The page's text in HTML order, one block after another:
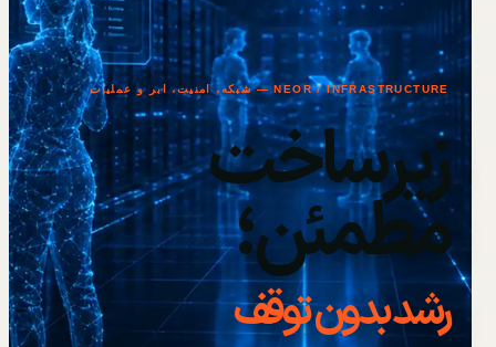
NEOR / INFRASTRUCTURE — شبکه، امنیت، ابر و عملیات
زیرساخت
مطمئن؛
رشد بدون توقف